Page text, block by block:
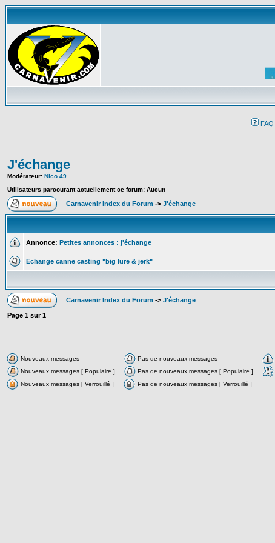
FAQ
J'échange
Modérateur: Nico 49
Utilisateurs parcourant actuellement ce forum: Aucun
Carnavenir Index du Forum -> J'échange
Annonce: Petites annonces : j'échange
Echange canne casting "big lure & jerk"
Carnavenir Index du Forum -> J'échange
Page 1 sur1
Nouveaux messages Pas de nouveaux messages
Nouveaux messages [ Populaire ]
Pas de nouveaux messages [ Populaire ]
Nouveaux messages [ Verrouillé ]
Pas de nouveaux messages [ Verrouillé ]